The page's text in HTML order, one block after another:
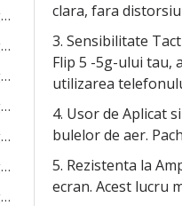
Folie Protectie Samsung S20 FE
Folie Protectie Samsung S21 plus
Folie Protectie Samsung S21 ultra
Folie Protectie Samsung S22
Folie Protectie Samsung S22 plus
Folie Protectie Samsung S22 ultra
Folie Protectie Samsung S23 ultra
clara, fara
3. Sensibilitate
Flip 5 -5g-ului tau,
utilizarea
4. Usor de Aplicat
bulelor de aer.
5. Rezistenta la
ecran. Acest lucru